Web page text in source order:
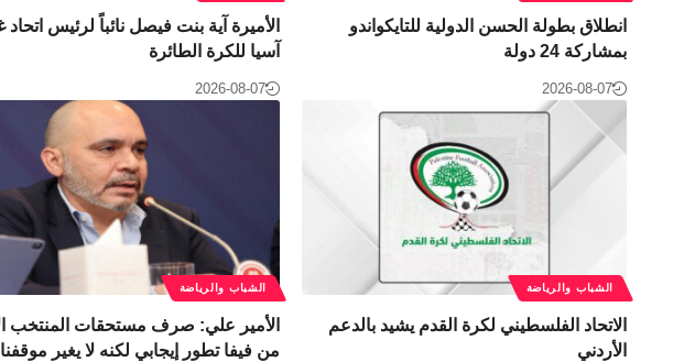
انطلاق بطولة الحسن الدولية للتايكواندو
بمشاركة 24 دولة
2026-08-07
الأميرة آية بنت فيصل نائباً لرئيس
آسيا للكرة الطائرة
2026-08-07
الشباب والرياضة
الاتحاد الفلسطيني لكرة القدم يشيد بالدعم
الأردني
الشباب والرياضة
الأمير علي: صرف مستحقات المنتخب
من فيفا تطور إيجابي لكنه لا يغير